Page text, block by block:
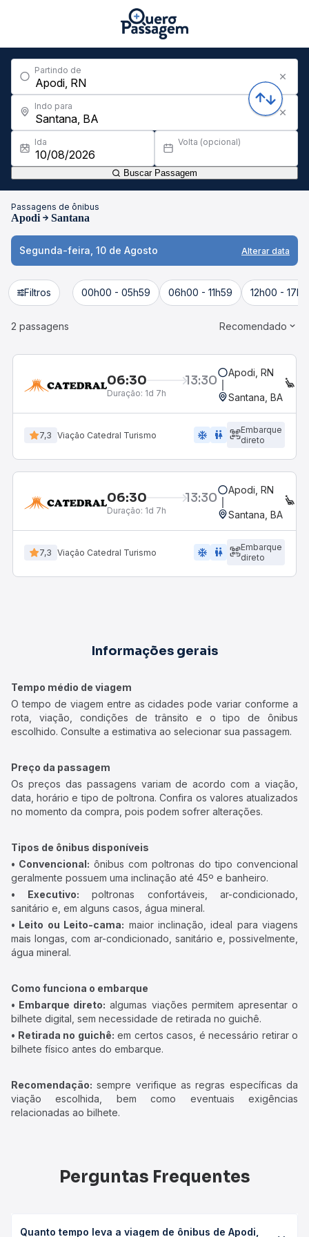
Partindo de
Indo para
Ida Volta (opcional)
Buscar Passagem
Passagens de ônibus
Apodi Santana
Segunda-feira, 10 de Agosto Alterar data
Filtros 00h00 - 05h59 06h00 - 11h59 12h00 -
2 passagens Recomendado
06:30 13:30
Duração: 1d 7h
Apodi, RN
Santana, BA
7,3 Viação Catedral Turismo ac_unit wc
Embarque
direto
06:30 13:30
Duração: 1d 7h
Apodi, RN
Santana, BA
7,3 Viação Catedral Turismo ac_unit wc
Embarque
direto
Informações gerais
Tempo médio de viagem
O tempo de viagem entre as cidades pode variar conforme a
rota, viação, condições de trânsito e o tipo de ônibus
escolhido. Consulte a estimativa ao selecionar sua passagem.
Preço da passagem
Os preços das passagens variam de acordo com a viação,
data, horário e tipo de poltrona. Confira os valores atualizados
no momento da compra, pois podem sofrer alterações.
Tipos de ônibus disponíveis
• Convencional: ônibus com poltronas do tipo convencional
geralmente possuem uma inclinação até 45º e banheiro.
• Executivo: poltronas confortáveis, ar-condicionado,
sanitário e, em alguns casos, água mineral.
• Leito ou Leito-cama: maior inclinação, ideal para viagens
mais longas, com ar-condicionado, sanitário e, possivelmente,
água mineral.
Como funciona o embarque
• Embarque direto: algumas viações permitem apresentar o
bilhete digital, sem necessidade de retirada no guichê.
• Retirada no guichê: em certos casos, é necessário retirar o
bilhete físico antes do embarque.
Recomendação: sempre verifique as regras específicas da
viação escolhida, bem como eventuais exigências
relacionadas ao bilhete.
Perguntas Frequentes
Quanto tempo leva a viagem de ônibus de Apodi,